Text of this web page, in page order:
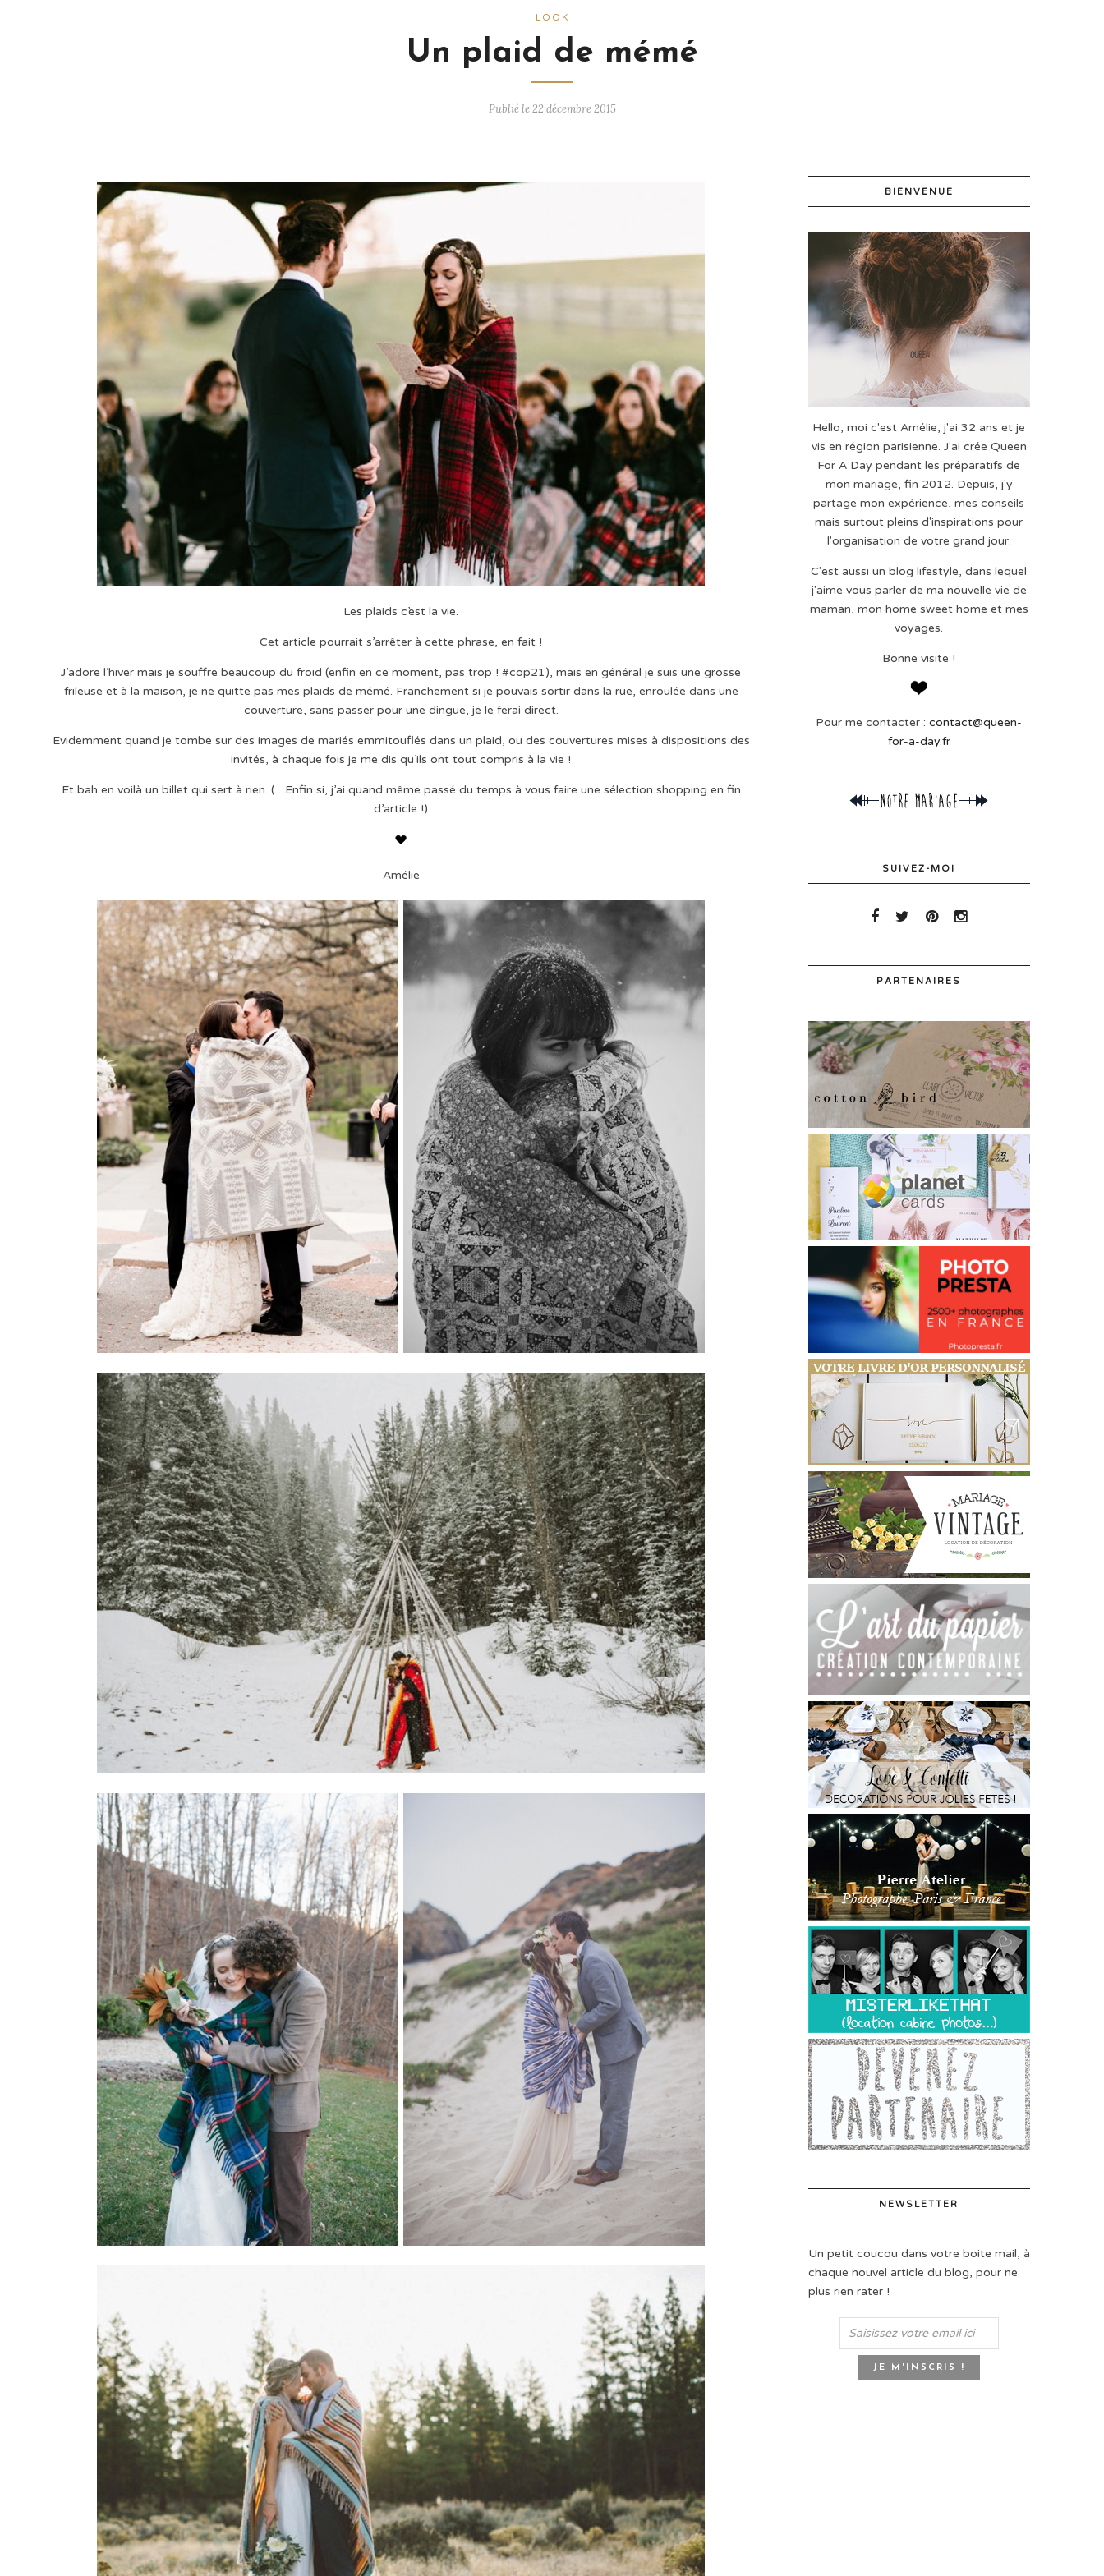
LOOK
Un plaid de mémé
Publié le 22 décembre 2015
Les plaids c’est la vie.
Cet article pourrait s’arrêter à cette phrase, en fait !
J’adore l’hiver mais je souffre beaucoup du froid (enfin en ce moment, pas trop ! #cop21), mais en général je suis une grosse
frileuse et à la maison, je ne quitte pas mes plaids de mémé. Franchement si je pouvais sortir dans la rue, enroulée dans une
couverture, sans passer pour une dingue, je le ferai direct.
Evidemment quand je tombe sur des images de mariés emmitouflés dans un plaid, ou des couvertures mises à dispositions des
invités, à chaque fois je me dis qu’ils ont tout compris à la vie !
Et bah en voilà un billet qui sert à rien. (…Enfin si, j’ai quand même passé du temps à vous faire une sélection shopping en fin
d’article !)
Amélie
BIENVENUE
Hello, moi c'est Amélie, j'ai 32 ans et je
vis en région parisienne. J'ai crée Queen
For A Day pendant les préparatifs de
mon mariage, fin 2012. Depuis, j'y
partage mon expérience, mes conseils
mais surtout pleins d'inspirations pour
l'organisation de votre grand jour.
C'est aussi un blog lifestyle, dans lequel
j'aime vous parler de ma nouvelle vie de
maman, mon home sweet home et mes
voyages.
Bonne visite !
Pour me contacter :contact@queen-
for-a-day.fr
SUIVEZ-MOI
PARTENAIRES
NEWSLETTER
Un petit coucou dans votre boite mail, à
chaque nouvel article du blog, pour ne
plus rien rater !